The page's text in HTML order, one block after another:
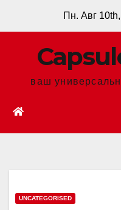
Пн. Авг
ваш
UNCATEGORISED